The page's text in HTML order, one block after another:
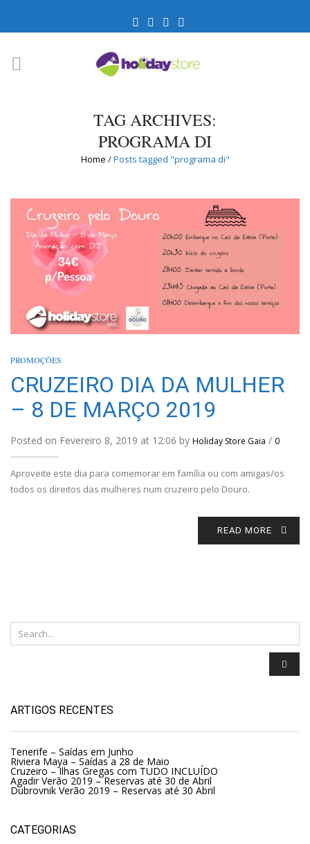
TAG ARCHIVES:
PROGRAMA DI
Home /Posts tagged "programa di"
PROMOÇÕES
CRUZEIRO DIA DA MULHER
– 8 DE MARÇO 2019
Posted on Fevereiro 8, 2019 at 12:06 by Holiday Store Gaia / 0
Aproveite este dia para comemorar em família ou com amigas/os
todos os direitos das mulheres num cruzeiro pelo Douro.
READ MORE
ARTIGOS RECENTES
Tenerife – Saídas em Junho
Riviera Maya – Saídas a 28 de Maio
Cruzeiro – Ilhas Gregas com TUDO INCLUÍDO
Agadir Verão 2019 – Reservas até 30 de Abril
Dubrovnik Verão 2019 – Reservas até 30 Abril
CATEGORIAS